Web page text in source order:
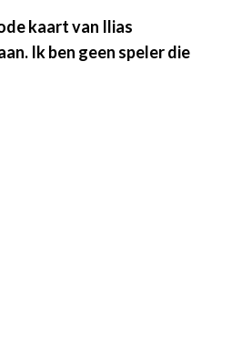
kaart van Ilias
Ik ben geen speler die